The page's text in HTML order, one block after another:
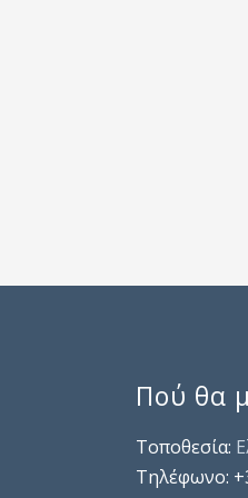
Πού θα
Τοποθεσία:
Τηλέφωνo: